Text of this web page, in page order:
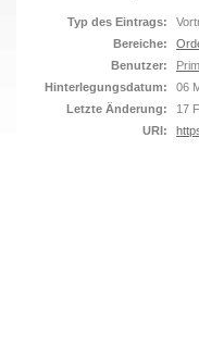
Typ des Eintrags:
Bereiche:
Benutzer:
Hinterlegungsdatum:
06
Letzte Änderung:
17
URI: